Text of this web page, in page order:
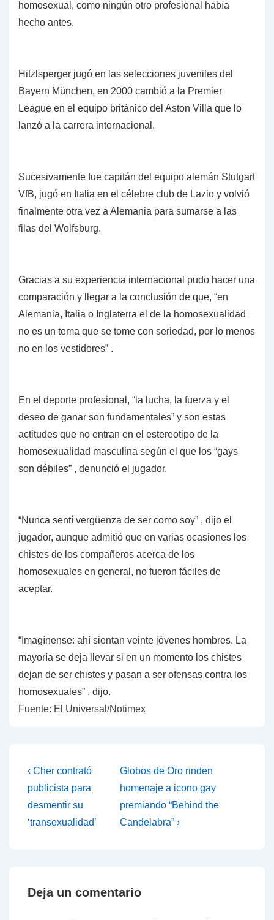
homosexual, como ningún otro profesional había
hecho antes.
Hitzlsperger jugó en las selecciones juveniles del
Bayern München, en 2000 cambió a la Premier
League en el equipo británico del Aston Villa que lo
lanzó a la carrera internacional.
Sucesivamente fue capitán del equipo alemán Stutgart
VfB, jugó en Italia en el célebre club de Lazio y volvió
finalmente otra vez a Alemania para sumarse a las
filas del Wolfsburg.
Gracias a su experiencia internacional pudo hacer una
comparación y llegar a la conclusión de que, “en
Alemania, Italia o Inglaterra el de la homosexualidad
no es un tema que se tome con seriedad, por lo menos
no en los vestidores” .
En el deporte profesional, “la lucha, la fuerza y el
deseo de ganar son fundamentales” y son estas
actitudes que no entran en el estereotipo de la
homosexualidad masculina según el que los “gays
son débiles” , denunció el jugador.
“Nunca sentí vergüenza de ser como soy” , dijo el
jugador, aunque admitió que en varias ocasiones los
chistes de los compañeros acerca de los
homosexuales en general, no fueron fáciles de
aceptar.
“Imagínense: ahí sientan veinte jóvenes hombres. La
mayoría se deja llevar si en un momento los chistes
dejan de ser chistes y pasan a ser ofensas contra los
homosexuales” , dijo.
Fuente: El Universal/Notimex
Navegación
de
entradas
La
entrada
anterior
es
‹ Cher contrató
publicista para
desmentir su
‘transexualidad’
La
entrada
siguiente
es
Globos de Oro rinden
homenaje a icono gay
premiando “Behind the
Candelabra” ›
Deja un comentario